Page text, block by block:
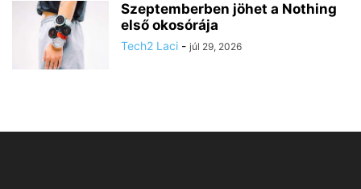
Szeptemberben jöhet a Nothing
első okosórája
Tech2 Laci - júl 29, 2026